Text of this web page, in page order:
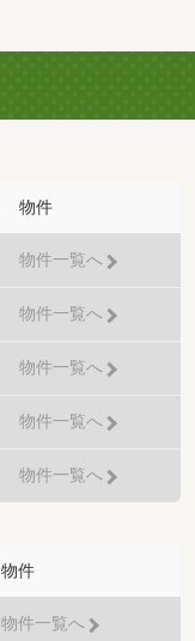
物件
物件一覧へ
物件一覧へ
物件一覧へ
物件一覧へ
物件一覧へ
物件
物件一覧へ